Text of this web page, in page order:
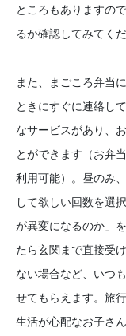
ところもありますの
るか確認してみてくだ
また、まごころ弁当
ときにすぐに連絡し
なサービスがあり、
とができます（お弁
利用可能）。昼のみ
して欲しい回数を選
が異変になるのか」
たら玄関まで直接受
ない場合など、いつ
せてもらえます。旅
生活が心配なお子さ